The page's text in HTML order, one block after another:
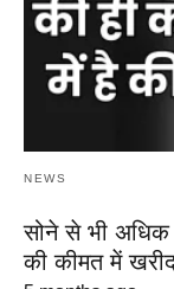
NEWS
सोने से भी अधिक
की कीमत में